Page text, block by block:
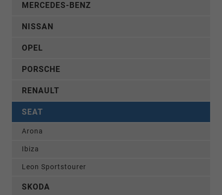
MERCEDES-BENZ
NISSAN
OPEL
PORSCHE
RENAULT
SEAT
Arona
Ibiza
Leon Sportstourer
SKODA